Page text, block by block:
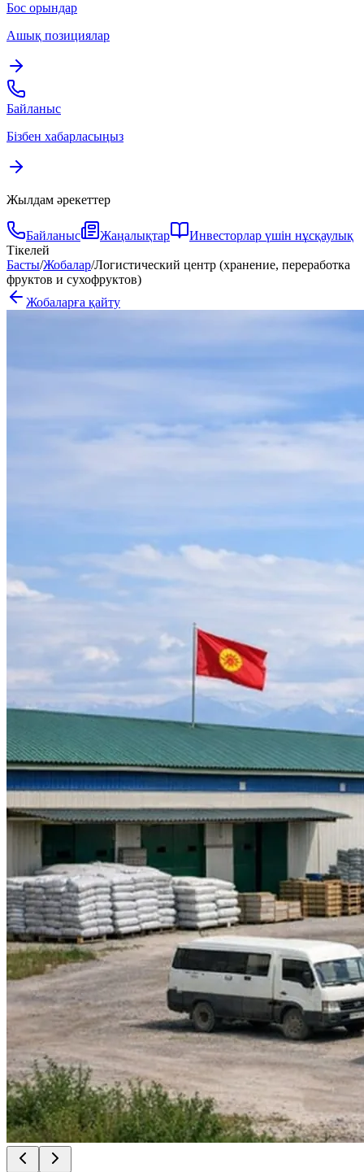
Бос орындар
Ашық позициялар
Байланыс
Бізбен хабарласыңыз
Жылдам әрекеттер
Байланыс Жаңалықтар
Инвесторлар үшін нұсқаулық
Тікелей
Басты/Жобалар/Логистический центр (хранение, переработка
фруктов и сухофруктов)
Жобаларға қайту